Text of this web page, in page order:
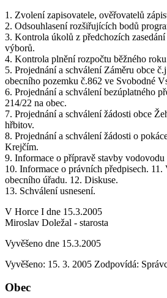
1. Zvolení zapisovatele, ověřovatelů
2. Odsouhlasení rozšiřujících bodů
3. Kontrola úkolů z předchozích
výborů.
4. Kontrola plnění rozpočtu běžného
5. Projednání a schválení Záměru obce
obecního pozemku č.862 ve Svobodné
6. Projednání a schválení bezúplatného
214/22 na obec.
7. Projednání a schválení žádosti obce
hřbitov.
8. Projednání a schválení žádosti o
Krejčím.
9. Informace o přípravě stavby vodovodu
10. Informace o právních předpisech. 11.
obecního úřadu. 12. Diskuse.
13. Schválení usnesení.
V Horce I dne 15.3.2005
Miroslav Doležal - starosta
Vyvěšeno dne 15.3.2005
Vyvěšeno: 15. 3. 2005 Zodpovídá:
Obec